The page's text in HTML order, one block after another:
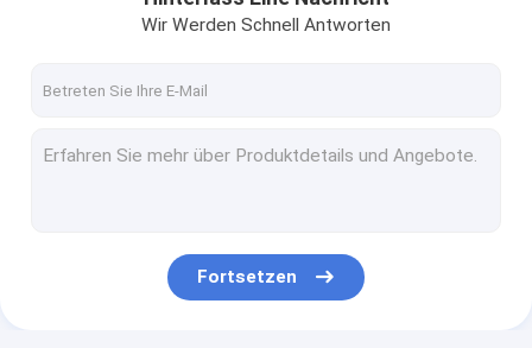
Wir Werden Schnell Antworten
Fortsetzen